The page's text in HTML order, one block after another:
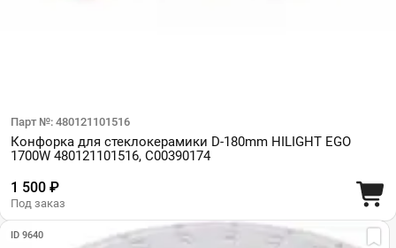
Парт №: 480121101516
Конфорка для стеклокерамики D-180mm HILIGHT EGO
1700W 480121101516, C00390174
1 500 ₽
Под заказ
ID 9640